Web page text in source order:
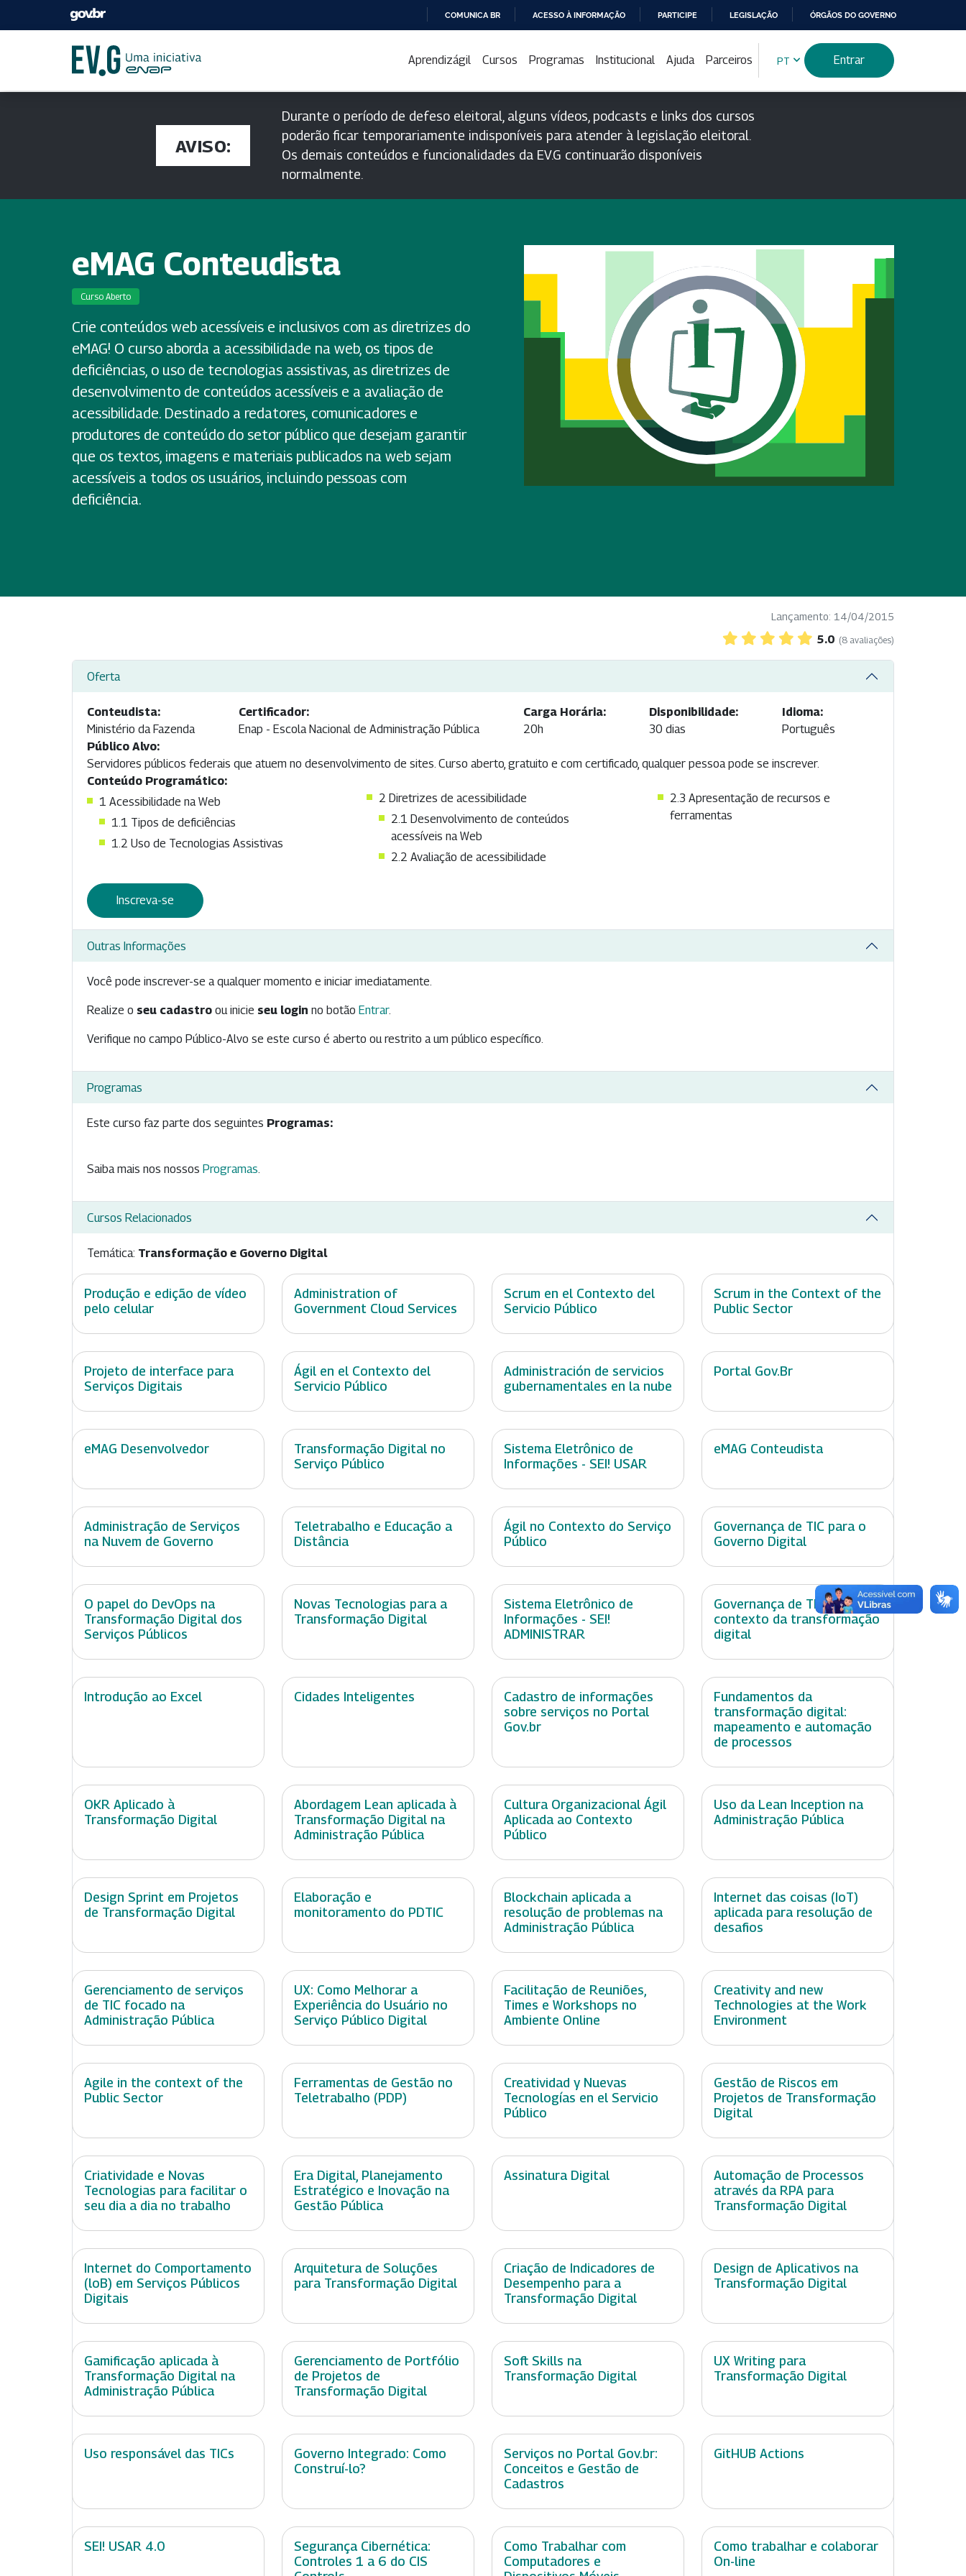
PARA
CONTEÚDO
COMUNICA BR ACESSO À INFORMAÇÃO PARTICIPE LEGISLAÇÃO ÓRGÃOS DO GOVERNO
Aprendizágil Cursos Programas Institucional Ajuda Parceiros PT Entrar
AVISO:
Durante o período de defeso eleitoral, alguns vídeos, podcasts e links dos cursos
poderão ficar temporariamente indisponíveis para atender à legislação eleitoral.
Os demais conteúdos e funcionalidades da EV.G continuarão disponíveis
normalmente.
eMAG Conteudista
Curso Aberto
Crie conteúdos web acessíveis e inclusivos com as diretrizes do
eMAG! O curso aborda a acessibilidade na web, os tipos de
deficiências, o uso de tecnologias assistivas, as diretrizes de
desenvolvimento de conteúdos acessíveis e a avaliação de
acessibilidade. Destinado a redatores, comunicadores e
produtores de conteúdo do setor público que desejam garantir
que os textos, imagens e materiais publicados na web sejam
acessíveis a todos os usuários, incluindo pessoas com
deficiência.
Lançamento: 14/04/2015
5.0 (8 avaliações)
Oferta
Conteudista:
Ministério da Fazenda
Certificador:
Enap - Escola Nacional de Administração Pública
Carga Horária:
20h
Disponibilidade:
30 dias
Idioma:
Português
Público Alvo:
Servidores públicos federais que atuem no desenvolvimento de sites. Curso aberto, gratuito e com certificado, qualquer pessoa pode se inscrever.
Conteúdo Programático:
1 Acessibilidade na Web
1.1 Tipos de deficiências
1.2 Uso de Tecnologias Assistivas
2 Diretrizes de acessibilidade
2.1 Desenvolvimento de conteúdos
acessíveis na Web
2.2 Avaliação de acessibilidade
2.3Apresentação de recursos e
ferramentas
Inscreva-se
Outras Informações
Você pode inscrever-se a qualquer momento e iniciar imediatamente.
Realize o seu cadastro ou inicie seu login no botão Entrar.
Verifique no campo Público-Alvo se este curso é aberto ou restrito a um público específico.
Programas
Este curso faz parte dos seguintes Programas:
Saiba mais nos nossos Programas.
Cursos Relacionados
Temática: Transformação e Governo Digital
Produção e edição de vídeo
pelo celular
Administration of
Government Cloud Services
Scrum en el Contexto del
Servicio Público
Scrum in the Context of the
Public Sector
Projeto de interface para
Serviços Digitais
Ágil en el Contexto del
Servicio Público
Administración de servicios
gubernamentales en la nube
Portal Gov.Br
eMAG Desenvolvedor
Transformação Digital no
Serviço Público
Sistema Eletrônico de
Informações - SEI! USAR
eMAG Conteudista
Administração de Serviços
na Nuvem de Governo
Teletrabalho e Educação a
Distância
Ágil no Contexto do Serviço
Público
Governança de TIC para o
Governo Digital
O papel do DevOps na
Transformação Digital dos
Serviços Públicos
Novas Tecnologias para a
Transformação Digital
Sistema Eletrônico de
Informações - SEI!
ADMINISTRAR
Governança de TIC no
contexto da transformação
digital
Introdução ao Excel Cidades Inteligentes
Cadastro de informações
sobre serviços no Portal
Gov.br
Fundamentos da
transformação digital:
mapeamento e automação
de processos
OKR Aplicado à
Transformação Digital
Abordagem Lean aplicada à
Transformação Digital na
Administração Pública
Cultura Organizacional Ágil
Aplicada ao Contexto
Público
Uso da Lean Inception na
Administração Pública
Design Sprint em Projetos
de Transformação Digital
Elaboração e
monitoramento do PDTIC
Blockchain aplicada a
resolução de problemas na
Administração Pública
Internet das coisas (IoT)
aplicada para resolução de
desafios
Gerenciamento de serviços
de TIC focado na
Administração Pública
UX: Como Melhorar a
Experiência do Usuário no
Serviço Público Digital
Facilitação de Reuniões,
Times e Workshops no
Ambiente Online
Creativity and new
Technologies at the Work
Environment
Agile in the context of the
Public Sector
Ferramentas de Gestão no
Teletrabalho (PDP)
Creatividad y Nuevas
Tecnologías en el Servicio
Público
Gestão de Riscos em
Projetos de Transformação
Digital
Criatividade e Novas
Tecnologias para facilitar o
seu dia a dia no trabalho
Era Digital, Planejamento
Estratégico e Inovação na
Gestão Pública
Assinatura Digital
Automação de Processos
através da RPA para
Transformação Digital
Internet do Comportamento
(loB) em Serviços Públicos
Digitais
Arquitetura de Soluções
para Transformação Digital
Criação de Indicadores de
Desempenho para a
Transformação Digital
Design de Aplicativos na
Transformação Digital
Gamificação aplicada à
Transformação Digital na
Administração Pública
Gerenciamento de Portfólio
de Projetos de
Transformação Digital
Soft Skills na
Transformação Digital
UX Writing para
Transformação Digital
Uso responsável das TICs
Governo Integrado: Como
Construí-lo?
Serviços no Portal Gov.br:
Conceitos e Gestão de
Cadastros
GitHUB Actions
SEI! USAR 4.0
Segurança Cibernética:
Controles 1 a 6 do CIS
Como Trabalhar com
Computadores e
Como trabalhar e colaborar
On-line